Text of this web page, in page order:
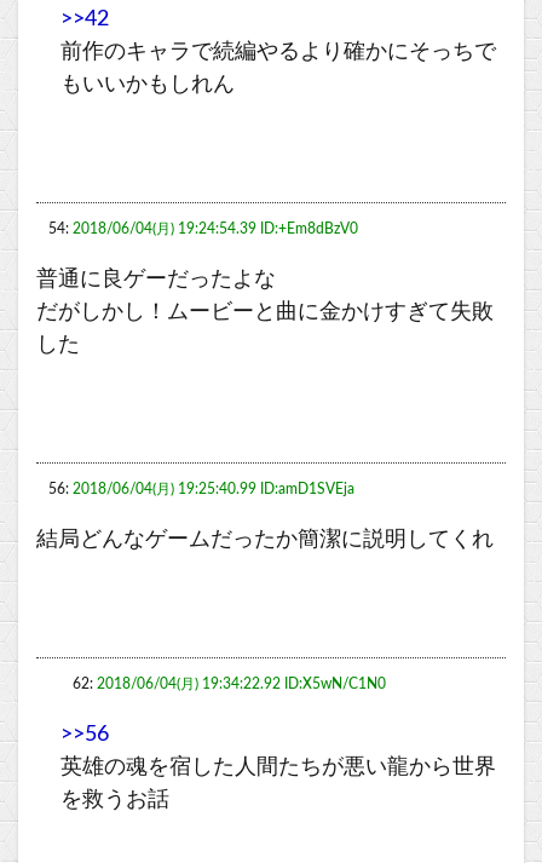
>>42
前作のキャラで続編やるより確かにそっちで
もいいかもしれん
54: 2018/06/04(月) 19:24:54.39 ID:+Em8dBzV0
普通に良ゲーだったよな
だがしかし！ムービーと曲に金かけすぎて失敗
した
56: 2018/06/04(月) 19:25:40.99 ID:amD1SVEja
結局どんなゲームだったか簡潔に説明してくれ
62: 2018/06/04(月) 19:34:22.92 ID:X5wN/C1N0
>>56
英雄の魂を宿した人間たちが悪い龍から世界
を救うお話